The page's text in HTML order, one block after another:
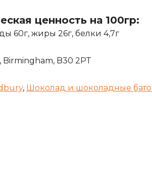
ценность на 100гр:
60г, жиры 26г, белки 4,7г
Birmingham, B30 2PT
, Шоколад и шоколадные